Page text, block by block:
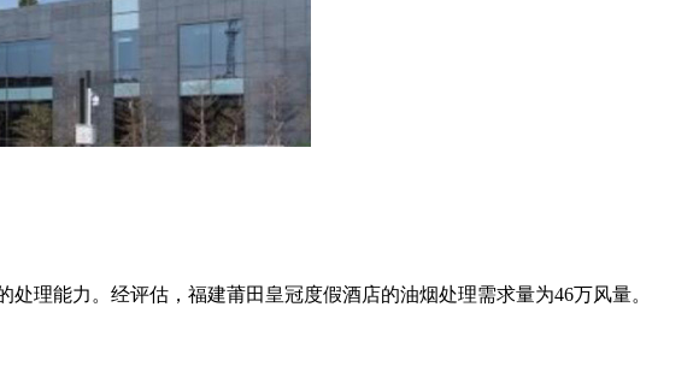
理能力。经评估，福建莆田皇冠度假酒店的油烟处理需求量为46万风量。